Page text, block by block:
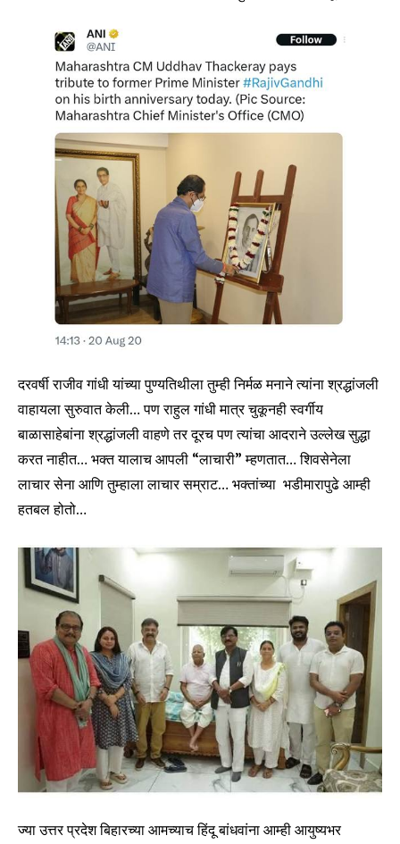
दरवर्षी राजीव गांधी यांच्या पुण्यतिथीला तुम्ही निर्मळ मनाने त्यांना श्रद्धांजली
वाहायला सुरुवात केली… पण राहुल गांधी मात्र चुकूनही स्वर्गीय
बाळासाहेबांना श्रद्धांजली वाहणे तर दूरच पण त्यांचा आदराने उल्लेख सुद्धा
करत नाहीत… भक्त यालाच आपली “लाचारी” म्हणतात… शिवसेनेला
लाचार सेना आणि तुम्हाला लाचार सम्राट… भक्तांच्या भडीमारापुढे आम्ही
हतबल होतो…
ज्या उत्तर प्रदेश बिहारच्या आमच्याच हिंदू बांधवांना आम्ही आयुष्यभर